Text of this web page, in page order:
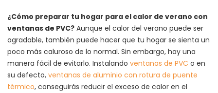
¿Cómo preparar tu hogar para el calor de verano con
ventanas de PVC? Aunque el calor del verano puede ser
agradable, también puede hacer que tu hogar se sienta un
poco más caluroso de lo normal. Sin embargo, hay una
manera fácil de evitarlo. Instalando ventanas de PVC o en
su defecto, ventanas de aluminio con rotura de puente
térmico, conseguirás reducir el exceso de calor en el